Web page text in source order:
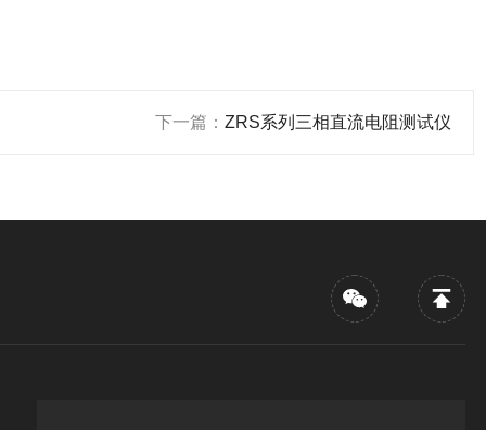
下一篇： ZRS系列三相直流电阻测试仪